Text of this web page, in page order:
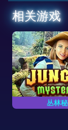
品和找不